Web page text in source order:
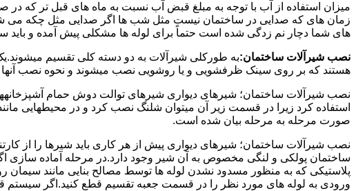
میزان استفاده از آب با توجه به مبلغ قبض آب نسبت به ماه های قبل تر که
زمان های که صدایی در ساختمان نیست مثل شب ها اگر صدایی مثل چکه می
های شما دچار نم زدگی شده است حتماً برای لوله ها مشکلی پیش آمده و باید
نصب شیرآلات ساختمان:به طورکلی شیرآلات به دو دسته کلی تقسیم
هستند که بر روی سینک ظرفشویی و یا روشویی نصب میشوند و نحوه نصب
نصب شیرآلات ساختمان؛ شیرهای دیواری شیرهای توالت دوش حمام
استفاده کرد زیرا در قسمت زیر آن میتوان شلنگ نصب کرد و در محیطهایی
صورت مرحله به مرحله بیان شده است.
نصب شیرآلات ساختمان؛ شیرهای دیواری پیش از هر کاری باید شیرها را از
ساختمان پولکی و لنگی مخصوص به آن شیر وجود دارد.در مرحله آماده سازی
پلاستیکی که به منظور مسدود نشدن لوله ها توسط مصالح بنایی مانند سیمان
ورودی به لوله های مورد نظر را در قسمت جعبه تقسیم قطع کنید.اگر سیستم